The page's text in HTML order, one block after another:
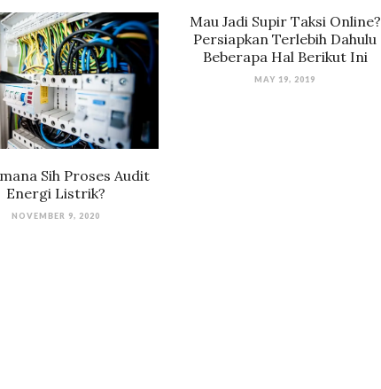
Sih Proses Audit
Energi Listrik?
NOVEMBER 9, 2020
Mau Jadi Supir Taksi Online?
Persiapkan Terlebih Dahulu
Beberapa Hal Berikut Ini
MAY 19, 2019